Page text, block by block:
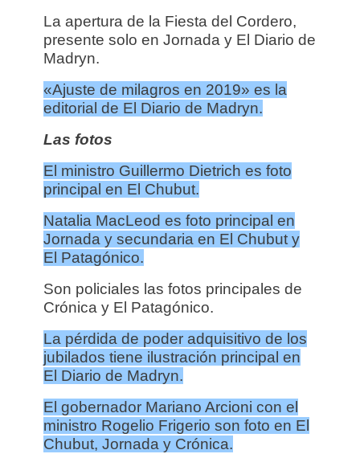
La apertura de la Fiesta del Cordero,
presente solo en Jornada y El Diario de
Madryn.
«Ajuste de milagros en 2019» es la
editorial de El Diario de Madryn.
Las fotos
El ministro Guillermo Dietrich es foto
principal en El Chubut.
Natalia MacLeod es foto principal en
Jornada y secundaria en El Chubut y
El Patagónico.
Son policiales las fotos principales de
Crónica y El Patagónico.
La pérdida de poder adquisitivo de los
jubilados tiene ilustración principal en
El Diario de Madryn.
El gobernador Mariano Arcioni con el
ministro Rogelio Frigerio son foto en El
Chubut, Jornada y Crónica.